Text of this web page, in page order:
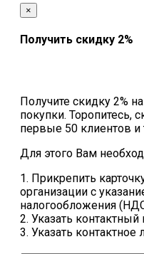
×
Получить скидку 2%
Получите скидку 2%
покупки. Торопитесь,
первые 50 клиентов и
Для этого Вам
1. Прикрепить
организации с
налогообложения
2. Указать
3. Указать контактное